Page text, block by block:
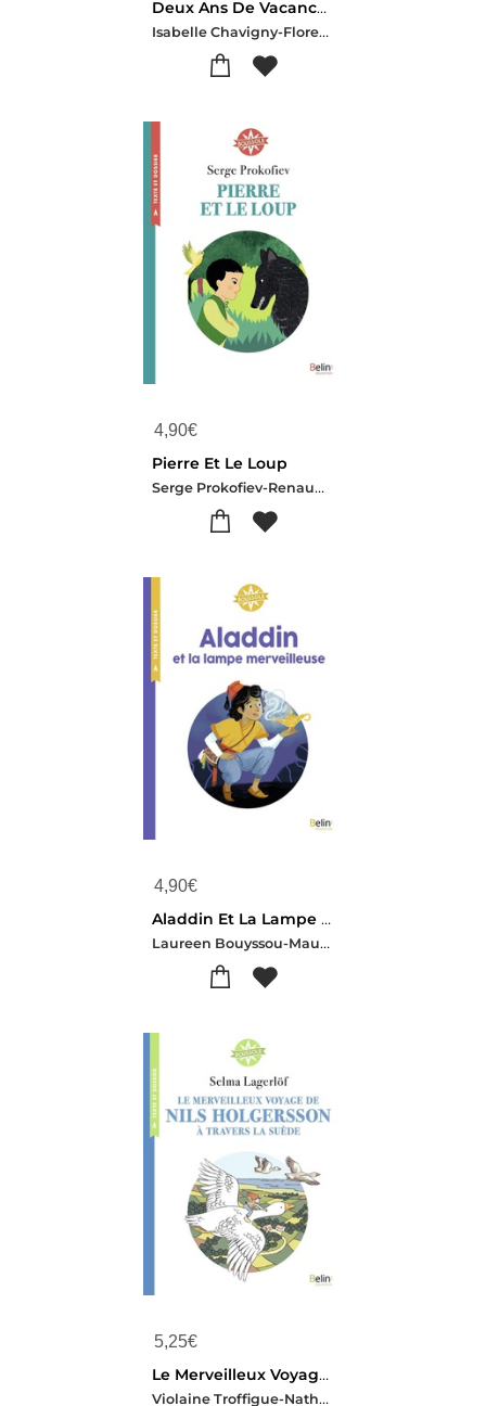
Deux Ans De Vacances
Isabelle Chavigny-Florent Sacre
4,90€
Pierre Et Le Loup
Serge Prokofiev-Renaud De Jouvenel-Clemence Pollet
4,90€
Aladdin Et La Lampe Merveilleuse
Laureen Bouyssou-Maud Riemann
5,25€
Le Merveilleux Voyage De Nils Holgersson A Travers La Suede
Violaine Troffigue-Nathalie Ragondet